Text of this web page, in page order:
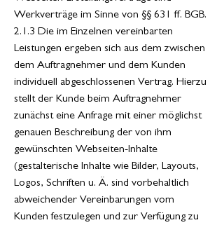
Werkverträge im Sinne von §§ 631 ff. BGB.
2.1.3 Die im Einzelnen vereinbarten
Leistungen ergeben sich aus dem zwischen
dem Auftragnehmer und dem Kunden
individuell abgeschlossenen Vertrag. Hierzu
stellt der Kunde beim Auftragnehmer
zunächst eine Anfrage mit einer möglichst
genauen Beschreibung der von ihm
gewünschten Webseiten-Inhalte
(gestalterische Inhalte wie Bilder, Layouts,
Logos, Schriften u. Ä. sind vorbehaltlich
abweichender Vereinbarungen vom
Kunden festzulegen und zur Verfügung zu